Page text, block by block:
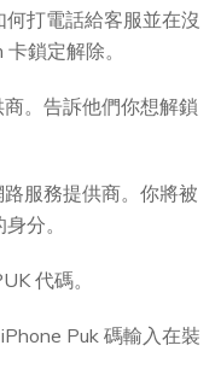
打電話給客服並在沒
鎖定解除。
。告訴他們你想解鎖
服務提供商。你將被
分。
代碼。
Puk 碼輸入在裝